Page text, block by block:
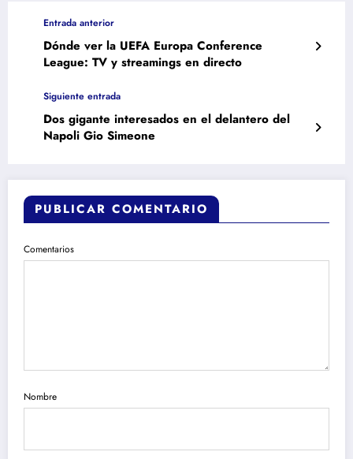
Entrada anterior
Dónde ver la UEFA Europa Conference
League: TV y streamings en directo
Siguiente entrada
Dos gigante interesados en el delantero del
Napoli Gio Simeone
PUBLICAR COMENTARIO
Comentarios
Nombre